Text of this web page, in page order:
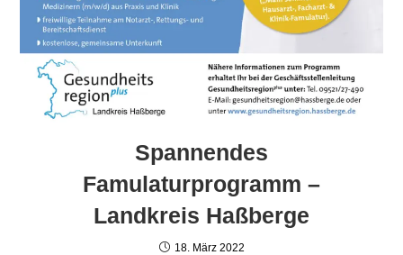
Spannendes
Famulaturprogramm –
Landkreis Haßberge
18. März 2022